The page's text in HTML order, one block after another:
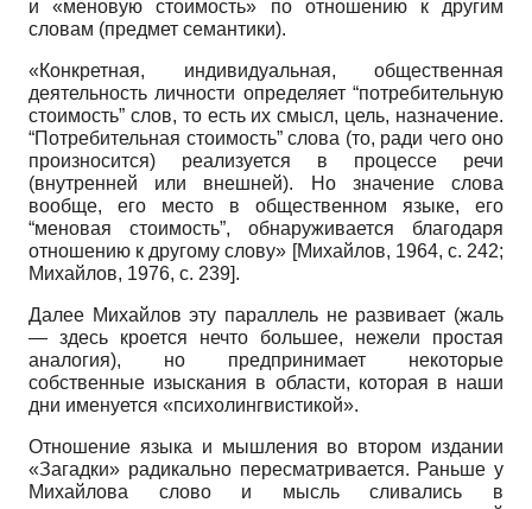
и «меновую стоимость» по отношению к другим
словам (предмет семантики).
«Конкретная, индивидуальная, общественная
деятельность личности определяет “потребительную
стоимость” слов, то есть их смысл, цель, назначение.
“Потребительная стоимость” слова (то, ради чего оно
произносится) реализуется в процессе речи
(внутренней или внешней). Но значение слова
вообще, его место в общественном языке, его
“меновая стоимость”, обнаруживается благодаря
отношению к другому слову» [Михайлов, 1964, с. 242;
Михайлов, 1976, с. 239].
Далее Михайлов эту параллель не развивает (жаль
— здесь кроется нечто большее, нежели простая
аналогия), но предпринимает некоторые
собственные изыскания в области, которая в наши
дни именуется «психолингвистикой».
Отношение языка и мышления во втором издании
«Загадки» радикально пересматривается. Раньше у
Михайлова слово и мысль сливались в